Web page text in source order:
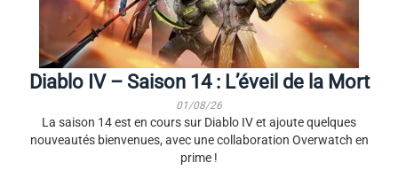
Diablo IV – Saison 14 : L’éveil de la Mort
01/08/26
La saison 14 est en cours sur Diablo IV et ajoute quelques
nouveautés bienvenues, avec une collaboration Overwatch en
prime !